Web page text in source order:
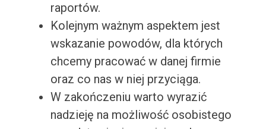
raportów.
Kolejnym ważnym aspektem jest
wskazanie powodów, dla których
chcemy pracować w danej firmie
oraz co nas w niej przyciąga.
W zakończeniu warto wyrazić
nadzieję na możliwość osobistego